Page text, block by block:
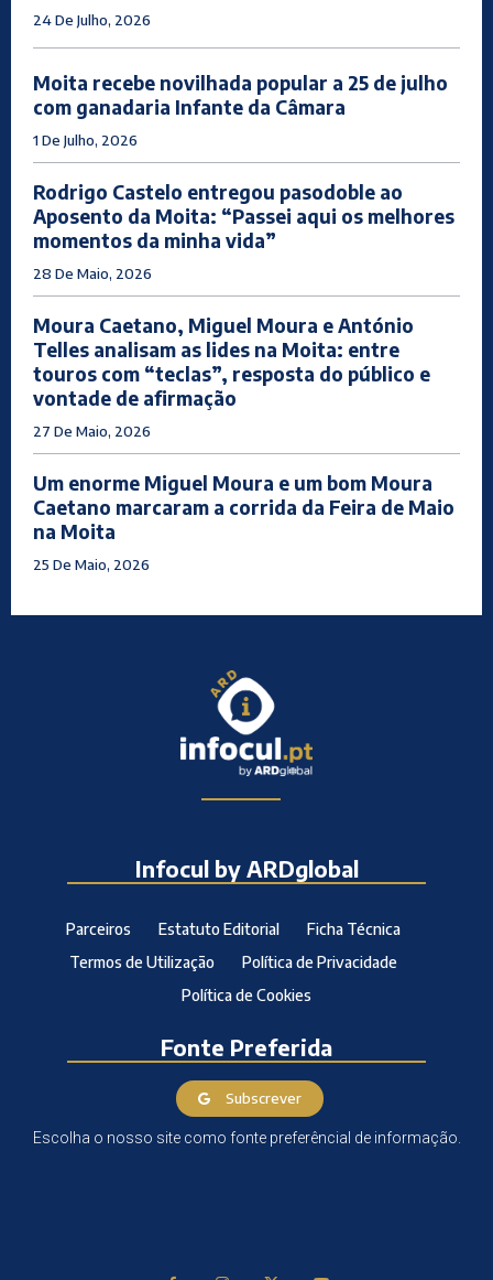
24 De Julho, 2026
Moita recebe novilhada popular a 25 de julho
com ganadaria Infante da Câmara
1 De Julho, 2026
Rodrigo Castelo entregou pasodoble ao
Aposento da Moita: “Passei aqui os melhores
momentos da minha vida”
28 De Maio, 2026
Moura Caetano, Miguel Moura e António
Telles analisam as lides na Moita: entre
touros com “teclas”, resposta do público e
vontade de afirmação
27 De Maio, 2026
Um enorme Miguel Moura e um bom Moura
Caetano marcaram a corrida da Feira de Maio
na Moita
25 De Maio, 2026
Infocul by ARDglobal
Parceiros Estatuto Editorial
Ficha Técnica
Termos de Utilização
Política de Privacidade
Política de Cookies
Fonte Preferida
Subscrever
Escolha o nosso site como fonte preferêncial de informação.